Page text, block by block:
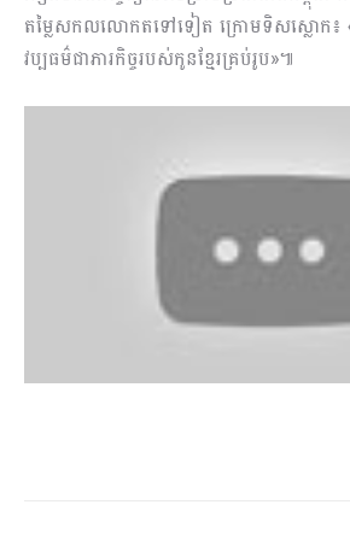
តម្លៃសកលលោកតទៅទៀត ក្រោមទិសស្លោក៖ «
វប្បធម៌ជាភារកិច្ចរបស់កូនខ្មែរគ្រប់រូប»៕